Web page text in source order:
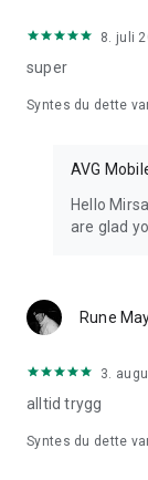
8. juli
super
Syntes du dette
AVG
Hello
are glad
Rune
3.
alltid trygg
Syntes du dette